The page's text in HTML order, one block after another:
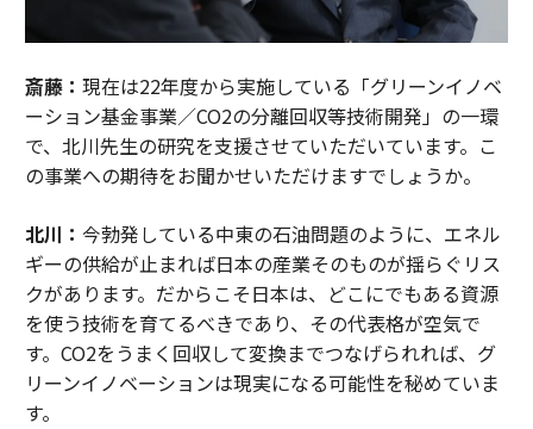
斎藤： 現在は22年度から実施している「グリーンイノベ
ーション基金事業／CO2の分離回収等技術開発」の一環
で、北川先生の研究を支援させていただいています。こ
の事業への期待をお聞かせいただけますでしょうか。
北川： 今勃発している中東の石油問題のように、エネル
ギーの供給が止まれば日本の産業そのものが揺らぐリス
クがあります。だからこそ日本は、どこにでもある資源
を使う技術を育てるべきであり、その代表格が空気で
す。CO2をうまく回収して変換までつなげられれば、グ
リーンイノベーションは現実になる可能性を秘めていま
す。